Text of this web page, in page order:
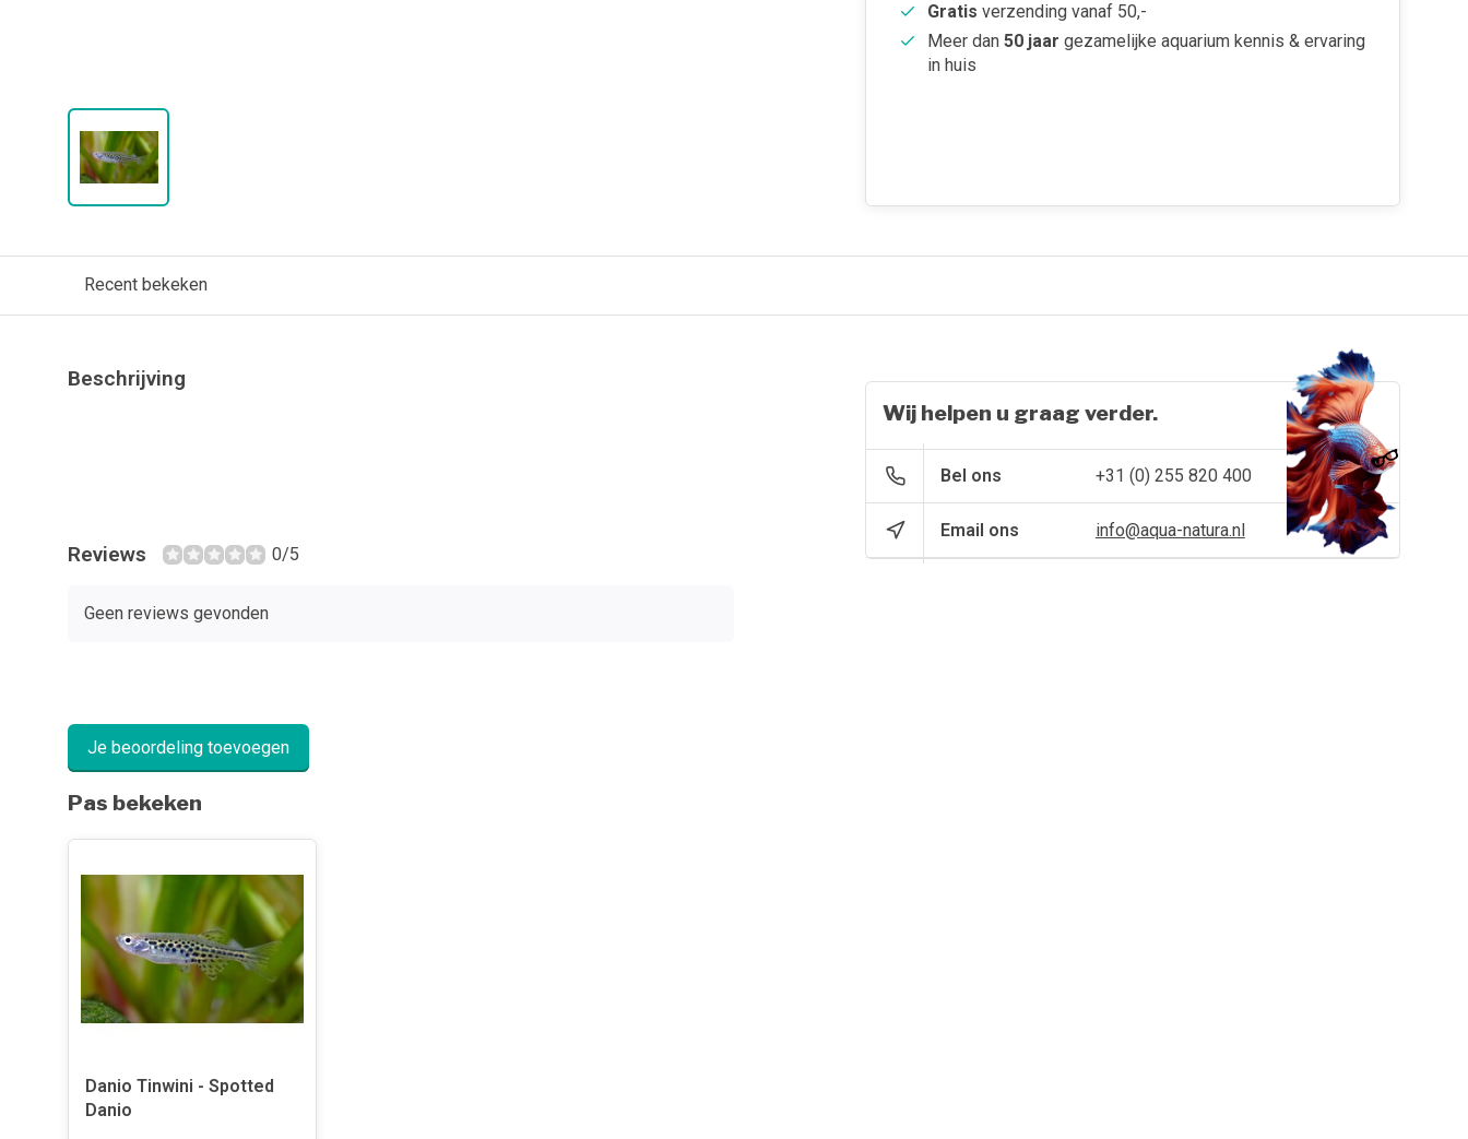
Gratis verzending vanaf 50,-
Meer dan 50 jaar gezamelijke aquarium kennis & ervaring
in huis
Recent bekeken
Beschrijving
Reviews 0/5
Geen reviews gevonden
Je beoordeling toevoegen
Wij helpen u graag verder.
Bel ons +31 (0) 255 820 400
Email ons info@aqua-natura.nl
Pas bekeken
Danio Tinwini - Spotted
Danio